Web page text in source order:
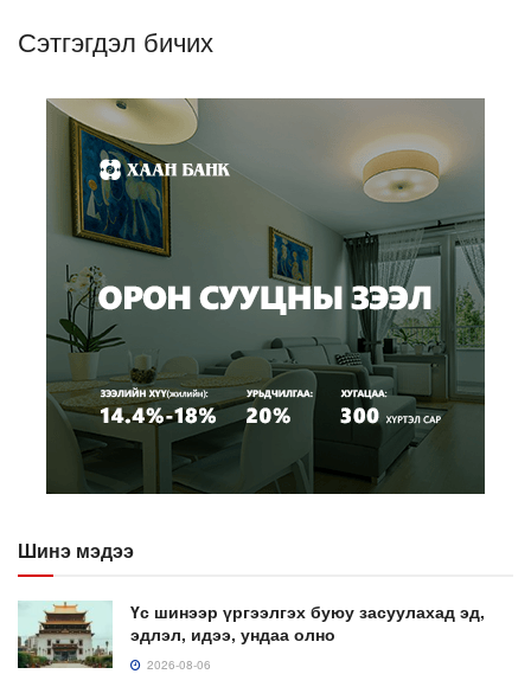
Сэтгэгдэл бичих
Шинэ мэдээ
Үс шинээр үргээлгэх буюу засуулахад эд,
эдлэл, идээ, ундаа олно
2026-08-06